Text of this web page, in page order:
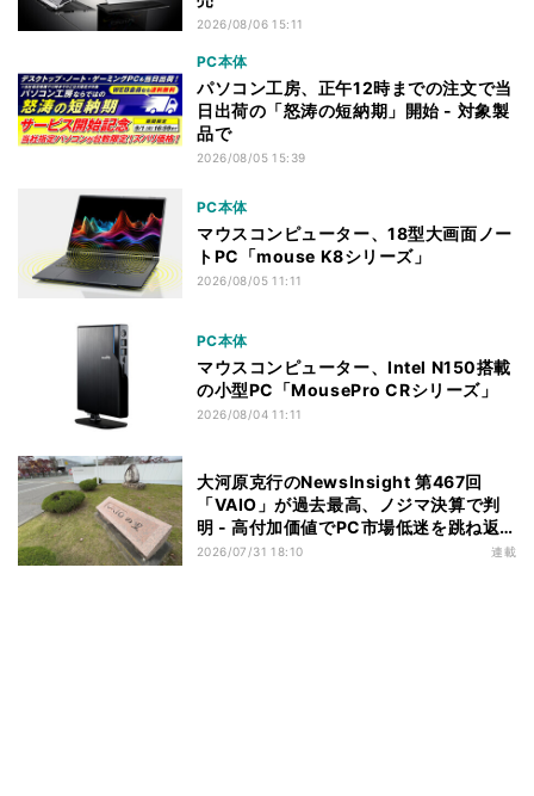
2026/08/06 15:11
PC本体
パソコン工房、正午12時までの注文で当
日出荷の「怒涛の短納期」開始 - 対象製
品で
2026/08/05 15:39
PC本体
マウスコンピューター、18型大画面ノー
トPC「mouse K8シリーズ」
2026/08/05 11:11
PC本体
マウスコンピューター、Intel N150搭載
の小型PC「MousePro CRシリーズ」
2026/08/04 11:11
大河原克行のNewsInsight 第467回
「VAIO」が過去最高、ノジマ決算で判
明 - 高付加価値でPC市場低迷を跳ね返
す
2026/07/31 18:10 連載